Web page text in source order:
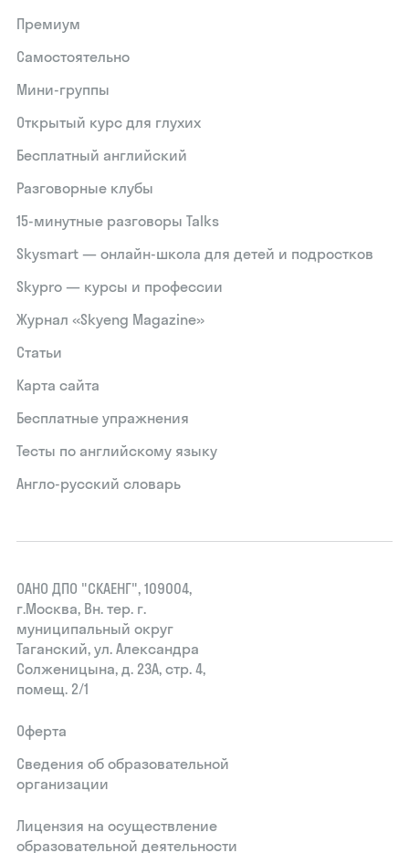
Премиум
Самостоятельно
Мини-группы
Открытый курс для глухих
Бесплатный английский
Разговорные клубы
15‑минутные разговоры Talks
Skysmart — онлайн-школа для детей и подростков
Skypro — курсы и профессии
Журнал «Skyeng Magazine»
Статьи
Карта сайта
Бесплатные упражнения
Тесты по английскому языку
Англо-русский словарь
ОАНО ДПО "СКАЕНГ", 109004,
г.Москва, Вн. тер. г.
муниципальный округ
Таганский, ул. Александра
Солженицына, д. 23А, стр. 4,
помещ. 2/1
Оферта
Сведения об образовательной
организации
Лицензия на осуществление
образовательной деятельности